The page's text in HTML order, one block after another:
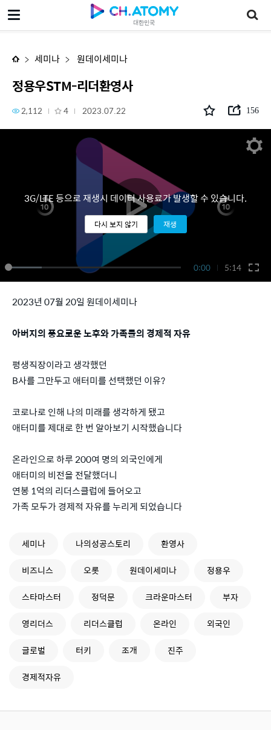
대한민국
정용우STM-리더환영사
세미나 원데이세미나
정용우STM-리더환영사
2,112 4 2023.07.22 156
0:00 5:14
3G/LTE 등으로 재생시 데이터 사용료가 발생할 수 있습니다.
다시 보지 않기 재생
2023년 07월 20일 원데이세미나
아버지의 풍요로운 노후와 가족들의 경제적 자유
평생직장이라고 생각했던
B사를 그만두고 애터미를 선택했던 이유?
코로나로 인해 나의 미래를 생각하게 됐고
애터미를 제대로 한 번 알아보기 시작했습니다
온라인으로 하루 200여 명의 외국인에게
애터미의 비전을 전달했더니
연봉 1억의 리더스클럽에 들어오고
가족 모두가 경제적 자유를 누리게 되었습니다
세미나 나의성공스토리
환영사
비즈니스
오롯 원데이세미나
정용우
스타마스터
정덕문 크라운마스터
부자
영리더스
리더스클럽 온라인
외국인
글로벌
터키 조개
진주
경제적자유